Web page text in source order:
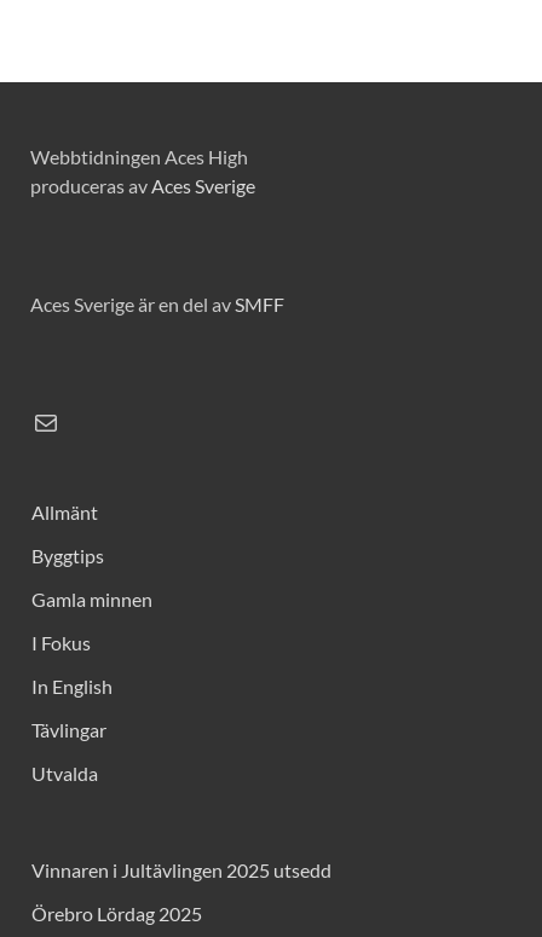
Webbtidningen Aces High
produceras avAces Sverige
Aces Sverige är en del avSMFF
Allmänt
Byggtips
Gamla minnen
I Fokus
In English
Tävlingar
Utvalda
Vinnaren i Jultävlingen 2025 utsedd
Örebro Lördag 2025